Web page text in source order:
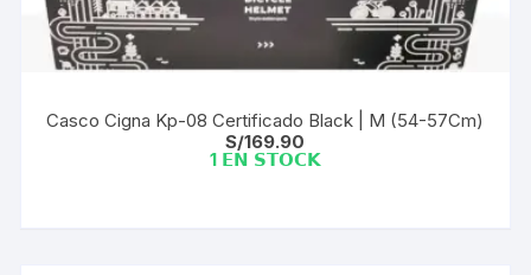
Casco Cigna Kp-08 Certificado Black | M (54-57Cm)
S/169.90
1 𝗘𝗡 𝗦𝗧𝗢𝗖𝗞